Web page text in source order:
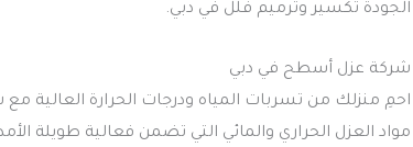
الجودة تكسير وترميم فلل في دبي.
شركة عزل أسطح في دبي
احمِ منزلك من تسربات المياه ودرجات الحرارة
مواد العزل الحراري والمائي التي تضمن فعالية طويلة